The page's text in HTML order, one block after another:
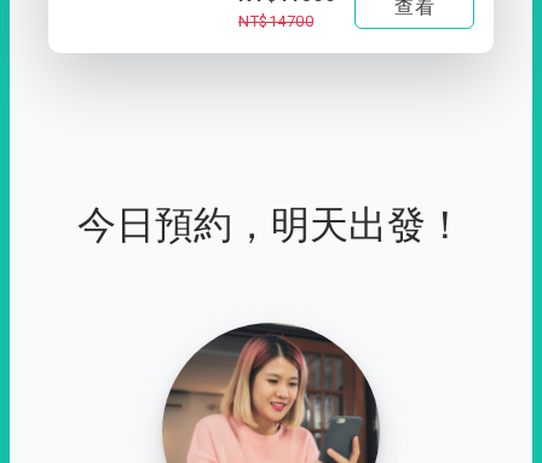
NT$14700
查看
今日預約，明天出發！